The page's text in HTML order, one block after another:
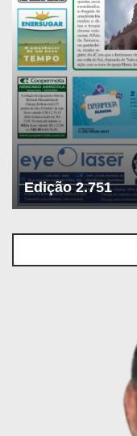
Edição 2.751